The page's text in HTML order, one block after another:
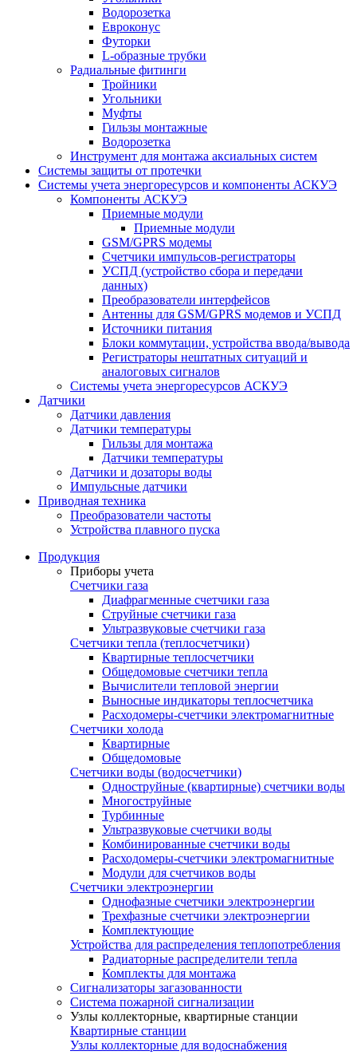
Водорозетка
Евроконус
Футорки
L-образные трубки
Радиальные фитинги
Тройники
Угольники
Муфты
Гильзы монтажные
Водорозетка
Инструмент для монтажа аксиальных систем
Системы защиты от протечки
Системы учета энергоресурсов и компоненты АСКУЭ
Компоненты АСКУЭ
Приемные модули
Приемные модули
GSM/GPRS модемы
Счетчики импульсов-регистраторы
УСПД (устройство сбора и передачи
данных)
Преобразователи интерфейсов
Антенны для GSM/GPRS модемов и УСПД
Источники питания
Блоки коммутации, устройства ввода/вывода
Регистраторы нештатных ситуаций и
аналоговых сигналов
Системы учета энергоресурсов АСКУЭ
Датчики
Датчики давления
Датчики температуры
Гильзы для монтажа
Датчики температуры
Датчики и дозаторы воды
Импульсные датчики
Приводная техника
Преобразователи частоты
Устройства плавного пуска
Продукция
Приборы учета
Счетчики газа
Диафрагменные счетчики газа
Струйные счетчики газа
Ультразвуковые счетчики газа
Счетчики тепла (теплосчетчики)
Квартирные теплосчетчики
Общедомовые счетчики тепла
Вычислители тепловой энергии
Выносные индикаторы теплосчетчика
Расходомеры-счетчики электромагнитные
Счетчики холода
Квартирные
Общедомовые
Счетчики воды (водосчетчики)
Одноструйные (квартирные) счетчики воды
Многоструйные
Турбинные
Ультразвуковые счетчики воды
Комбинированные счетчики воды
Расходомеры-счетчики электромагнитные
Модули для счетчиков воды
Счетчики электроэнергии
Однофазные счетчики электроэнергии
Трехфазные счетчики электроэнергии
Комплектующие
Устройства для распределения теплопотребления
Радиаторные распределители тепла
Комплекты для монтажа
Сигнализаторы загазованности
Система пожарной сигнализации
Узлы коллекторные, квартирные станции
Квартирные станции
Узлы коллекторные для водоснабжения